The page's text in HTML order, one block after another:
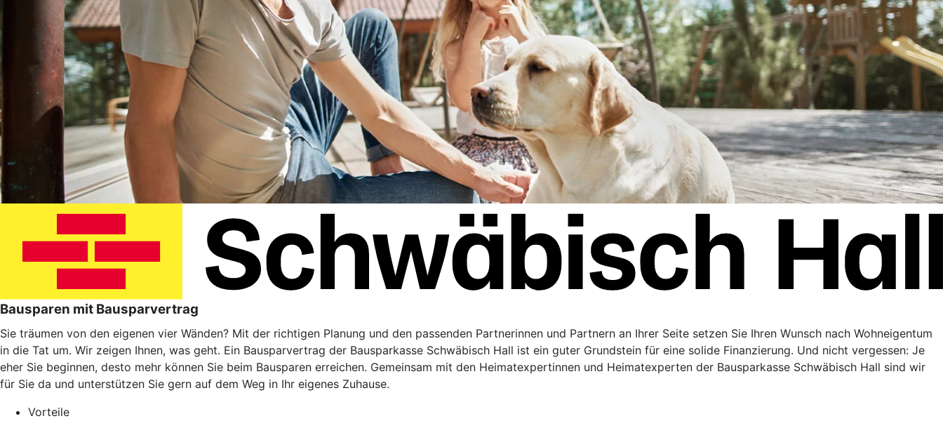
Bausparen mit Bausparvertrag
Sie träumen von den eigenen vier Wänden? Mit der richtigen Planung und den passenden Partnerinnen und Partnern an Ihrer Seite setzen Sie Ihren Wunsch nach Wohneigentum
in die Tat um. Wir zeigen Ihnen, was geht. Ein Bausparvertrag der Bausparkasse Schwäbisch Hall ist ein guter Grundstein für eine solide Finanzierung. Und nicht vergessen: Je
eher Sie beginnen, desto mehr können Sie beim Bausparen erreichen. Gemeinsam mit den Heimatexpertinnen und Heimatexperten der Bausparkasse Schwäbisch Hall sind wir
für Sie da und unterstützen Sie gern auf dem Weg in Ihr eigenes Zuhause.
Vorteile